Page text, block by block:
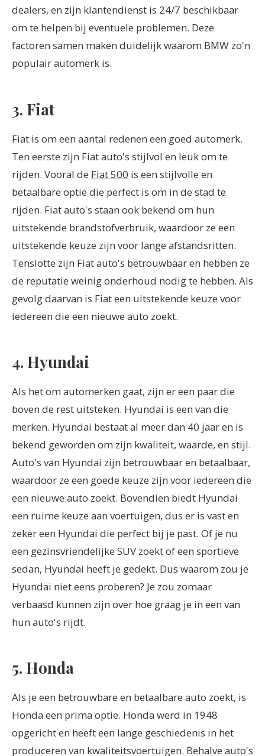
dealers, en zijn klantendienst is 24/7 beschikbaar
om te helpen bij eventuele problemen. Deze
factoren samen maken duidelijk waarom BMW zo'n
populair automerk is.
3. Fiat
Fiat is om een aantal redenen een goed automerk.
Ten eerste zijn Fiat auto's stijlvol en leuk om te
rijden. Vooral de Fiat 500 is een stijlvolle en
betaalbare optie die perfect is om in de stad te
rijden. Fiat auto's staan ook bekend om hun
uitstekende brandstofverbruik, waardoor ze een
uitstekende keuze zijn voor lange afstandsritten.
Tenslotte zijn Fiat auto's betrouwbaar en hebben ze
de reputatie weinig onderhoud nodig te hebben. Als
gevolg daarvan is Fiat een uitstekende keuze voor
iedereen die een nieuwe auto zoekt.
4. Hyundai
Als het om automerken gaat, zijn er een paar die
boven de rest uitsteken. Hyundai is een van die
merken. Hyundai bestaat al meer dan 40 jaar en is
bekend geworden om zijn kwaliteit, waarde, en stijl.
Auto's van Hyundai zijn betrouwbaar en betaalbaar,
waardoor ze een goede keuze zijn voor iedereen die
een nieuwe auto zoekt. Bovendien biedt Hyundai
een ruime keuze aan voertuigen, dus er is vast en
zeker een Hyundai die perfect bij je past. Of je nu
een gezinsvriendelijke SUV zoekt of een sportieve
sedan, Hyundai heeft je gedekt. Dus waarom zou je
Hyundai niet eens proberen? Je zou zomaar
verbaasd kunnen zijn over hoe graag je in een van
hun auto's rijdt.
5. Honda
Als je een betrouwbare en betaalbare auto zoekt, is
Honda een prima optie. Honda werd in 1948
opgericht en heeft een lange geschiedenis in het
produceren van kwaliteitsvoertuigen. Behalve auto's